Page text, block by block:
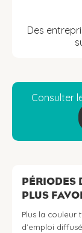
Des
Consulter
PÉRIODES
PLUS
Plus la couleur
d’emploi